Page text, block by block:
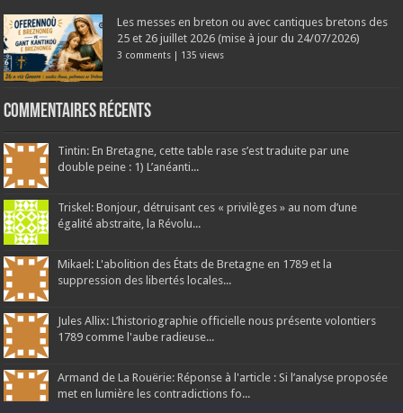
Les messes en breton ou avec cantiques bretons des
25 et 26 juillet 2026 (mise à jour du 24/07/2026)
3 comments | 135 views
Commentaires récents
Tintin: En Bretagne, cette table rase s’est traduite par une
double peine : 1) L’anéanti...
Triskel: Bonjour, détruisant ces « privilèges » au nom d’une
égalité abstraite, la Révolu...
Mikael: L'abolition des États de Bretagne en 1789 et la
suppression des libertés locales...
Jules Allix: L’historiographie officielle nous présente volontiers
1789 comme l'aube radieuse...
Armand de La Rouërie: Réponse à l'article : Si l’analyse proposée
met en lumière les contradictions fo...